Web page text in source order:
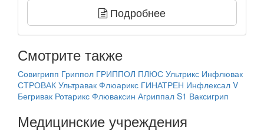
Подробнее
Смотрите также
Совигрипп Гриппол ГРИППОЛ ПЛЮС Ультрикс Инфлювак
СТРОВАК Ультравак Флюарикс ГИНАТРЕН Инфлексал V
Бегривак Ротарикс Флюваксин Агриппал S1 Ваксигрип
Медицинские учреждения